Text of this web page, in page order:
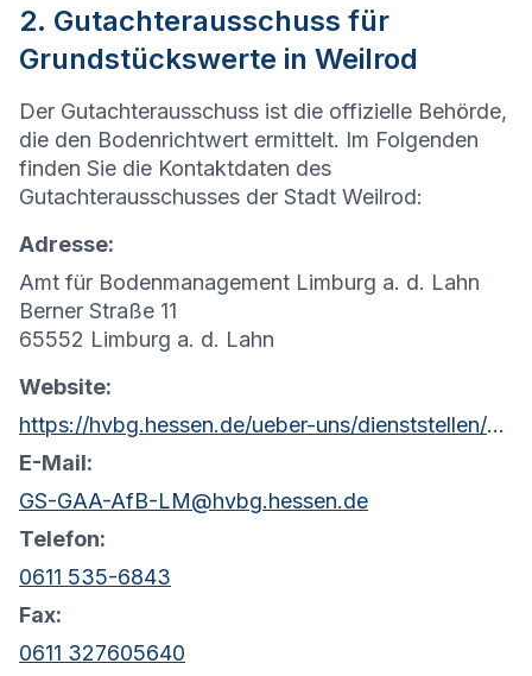
2. Gutachterausschuss für
Grundstückswerte in Weilrod
Der Gutachterausschuss ist die offizielle Behörde,
die den Bodenrichtwert ermittelt. Im Folgenden
finden Sie die Kontaktdaten des
Gutachterausschusses der Stadt Weilrod:
Adresse:
Amt für Bodenmanagement Limburg a. d. Lahn
Berner Straße 11
65552 Limburg a. d. Lahn
Website:
https://hvbg.hessen.de/ueber-uns/dienststellen/amt-fuer-bodenmanagement-limburg-a-d-lahn
E-Mail:
GS-GAA-AfB-LM@hvbg.hessen.de
Telefon:
0611 535-6843
Fax:
0611 327605640